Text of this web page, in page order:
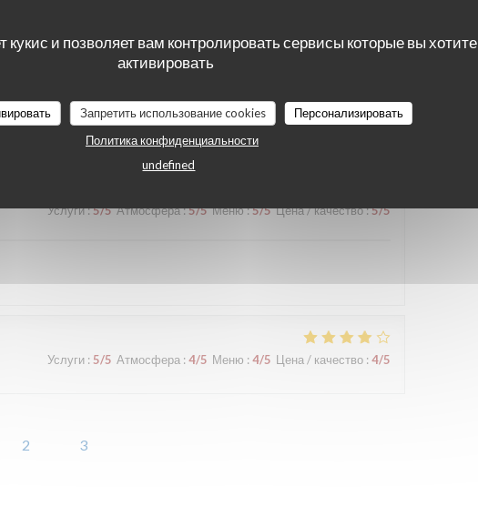
кукис и позволяет вам контролировать сервисы которые вы хотите
активировать
Запретить использование cookies
Персонализировать
Политика конфиденциальности
undefined
Услуги:5/5 Атмосфера:5/5 Меню:5/5 Цена / качество:4/5
Услуги:5/5 Атмосфера:5/5 Меню:5/5 Цена / качество:5/5
Услуги: 5/5 Атмосфера : 4/5 Меню : 4/5 Цена / качество: 4/5
2 3